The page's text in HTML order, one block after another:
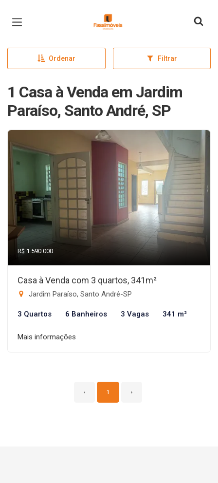
Página inicial
Ordenar Filtrar
1 Casa à Venda em Jardim
Paraíso, Santo André, SP
R$ 1.590.000
Casa à Venda com 3 quartos, 341m²
Jardim Paraíso, Santo André-SP
3 Quartos 6 Banheiros 3 Vagas 341 m²
Mais informações
‹ 1 ›